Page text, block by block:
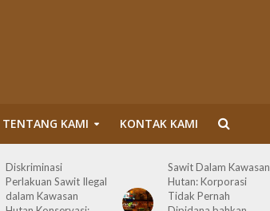
TENTANG KAMI KONTAK KAMI
Diskriminasi
Perlakuan Sawit Ilegal
dalam Kawasan
Sawit Dalam Kawasan
Hutan: Korporasi
Tidak Pernah